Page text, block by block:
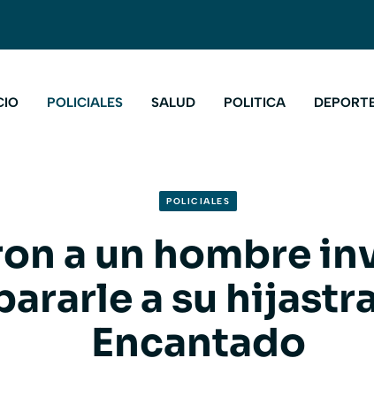
POLICIALES SALUD POLITICA
POLICIALES
a un hombre
a su
Encantado